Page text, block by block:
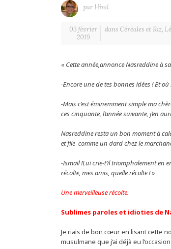
par Hind
03 février
2019
dans Céréales et Riz,
« Cette année,annonce Nasreddine à
-Encore une de tes bonnes idées ! Et
-Mais c’est éminemment simple ma
ces cinquante, l’année suivante, j’en
Nasreddine resta un bon moment à
et file comme un dard chez le
-Ismail !Lui crie-t’il triomphalement en
récolte, mes amis, quelle récolte ! »
Une merveilleuse récolte.
Sublimes paroles et idioties de
Je riais de bon cœur en lisant cette
musulmane que j’ai déjà eu